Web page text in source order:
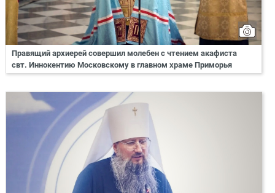
Правящий архиерей совершил молебен с чтением акафиста
свт. Иннокентию Московскому в главном храме Приморья